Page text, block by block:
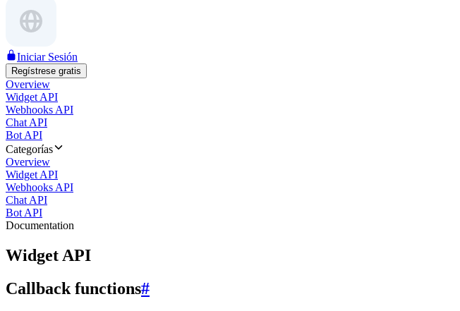
Iniciar Sesión
Regístrese gratis
Overview
Widget API
Webhooks API
Chat API
Bot API
Categorías
Overview
Widget API
Webhooks API
Chat API
Bot API
Documentation
Widget API
Callback functions#